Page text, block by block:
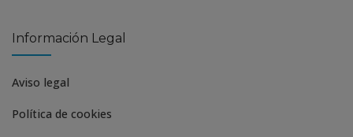
Información Legal
Aviso legal
Política de cookies